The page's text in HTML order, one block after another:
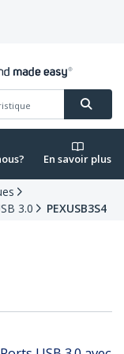
En savoir plus
3.0
PEXUSB3S4